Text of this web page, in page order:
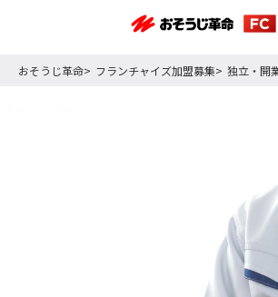
おそうじ革命 フランチャイズ加盟募集 独立・開